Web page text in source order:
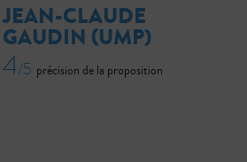
JEAN-CLAUDE
GAUDIN (UMP)
4/5 précision de la proposition